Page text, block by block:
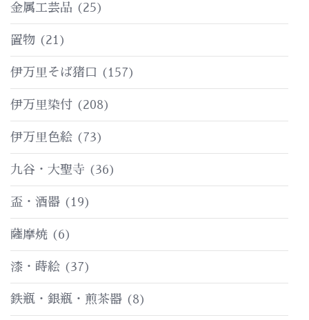
金属工芸品 (25)
置物 (21)
伊万里そば猪口 (157)
伊万里染付 (208)
伊万里色絵 (73)
九谷・大聖寺 (36)
盃・酒器 (19)
薩摩焼 (6)
漆・蒔絵 (37)
鉄瓶・銀瓶・煎茶器 (8)